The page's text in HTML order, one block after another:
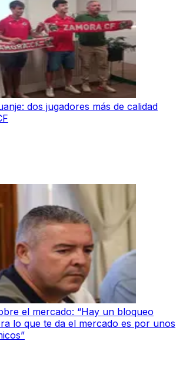
dos jugadores más de calidad
el mercado: “Hay un bloqueo
lo que te da el mercado es por unos